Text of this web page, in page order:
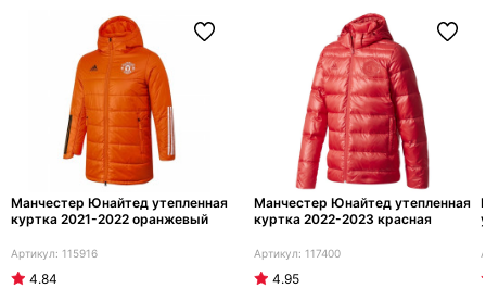
Манчестер Юнайтед утепленная
куртка 2021-2022 оранжевый
115916
4.84
Манчестер Юнайтед утепленная
куртка 2022-2023 красная
117400
4.95